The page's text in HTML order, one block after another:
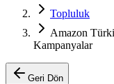
Topluluk
Amazon
Kampanyalar
Geri Dön